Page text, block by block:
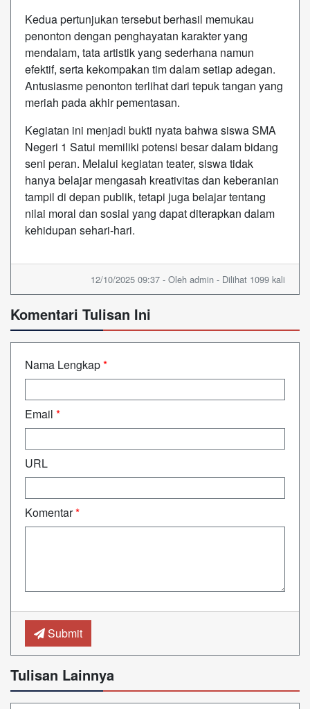
Kedua pertunjukan tersebut berhasil memukau
penonton dengan penghayatan karakter yang
mendalam, tata artistik yang sederhana namun
efektif, serta kekompakan tim dalam setiap adegan.
Antusiasme penonton terlihat dari tepuk tangan yang
meriah pada akhir pementasan.
Kegiatan ini menjadi bukti nyata bahwa siswa SMA
Negeri 1 Satui memiliki potensi besar dalam bidang
seni peran. Melalui kegiatan teater, siswa tidak
hanya belajar mengasah kreativitas dan keberanian
tampil di depan publik, tetapi juga belajar tentang
nilai moral dan sosial yang dapat diterapkan dalam
kehidupan sehari-hari.
12/10/2025 09:37 - Oleh admin - Dilihat 1099 kali
Komentari Tulisan Ini
Nama Lengkap*
Email *
URL
Komentar*
Submit
Tulisan Lainnya